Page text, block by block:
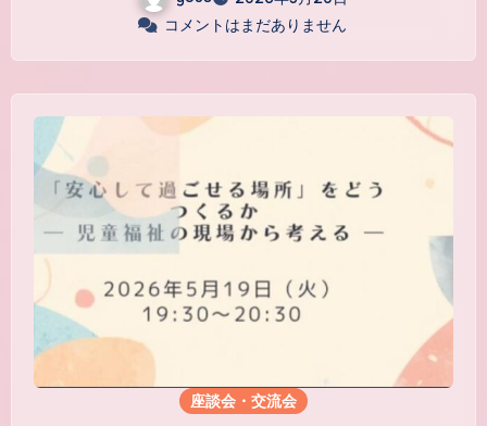
コメントはまだありません
座談会・交流会